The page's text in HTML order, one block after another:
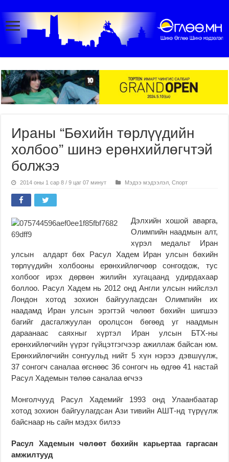
Ираны “Бөхийн төрлүүдийн
холбоо” шинэ ерөнхийлөгчтэй
болжээ
2014 оны 1 сар 8 / 9 цаг 07 минут Мэдээ мэдээлэл ,Спорт
Дэлхийн хошой аварга,
Олимпийн наадмын алт,
хүрэл медальт Иран
улсын алдарт бөх Расул Хадем Иран улсын бөхийн
төрлүүдийн холбооны ерөнхийлөгчөөр сонгогдож, тус
холбоог ирэх дөрвөн жилийн хугацаанд удирдахаар
боллоо. Расул Хадем нь 2012 онд Англи улсын нийслэл
Лондон хотод зохион байгуулагдсан Олимпийн их
наадамд Иран улсын эрэгтэй чөлөөт бөхийн шигшээ
багийг дасгалжуулан оролцсон бөгөөд уг наадмын
дараанаас саяхныг хүртэл Иран улсын БТХ-ны
ерөнхийлөгчийн үүрэг гүйцэтгэгчээр ажиллаж байсан юм.
Ерөнхийлөгчийн сонгуульд нийт 5 хүн нэрээ дэвшүүлж,
37 сонгогч саналаа өгснөөс 36 сонгогч нь өдгөө 41 настай
Расул Хадемын төлөө саналаа өгчээ
Монголчууд Расул Хадемийг 1993 онд Улаанбаатар
хотод зохион байгуулагдсан Ази тивийн АШТ-нд түрүүлж
байснаар нь сайн мэдэх билээ
Расул Хадемын чөлөөт бөхийн карьертаа гаргасан
амжилтууд